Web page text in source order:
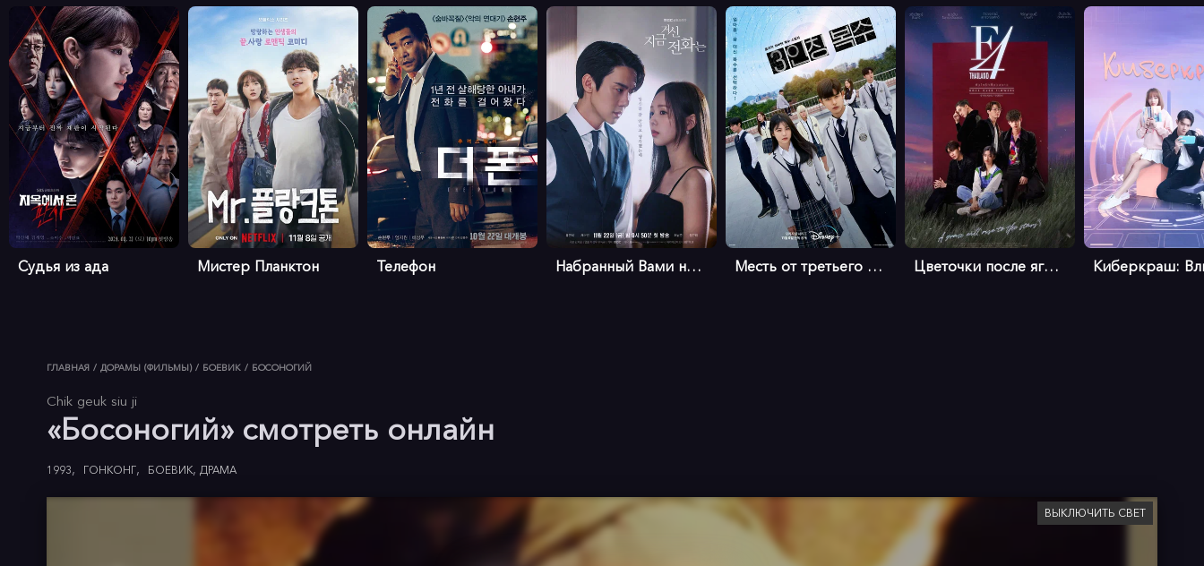
Судья из ада Мистер Планктон Телефон Набранный Вами номер Месть от третьего лица Цветочки после ягодок (тайская верс...
ГЛАВНАЯ / ДОРАМЫ (ФИЛЬМЫ) / БОЕВИК / БОСОНОГИЙ
Chik geuk siu ji
«Босоногий» смотреть онлайн
1993 ГОНКОНГ БОЕВИК ДРАМА
ВЫКЛЮЧИТЬ СВЕТ